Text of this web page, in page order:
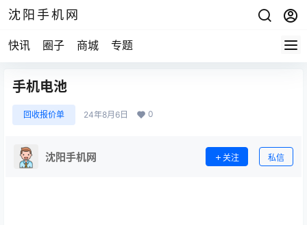
沈阳手机网
快讯 圈子 商城 专题
手机电池
回收报价单 24年8月6日 0
沈阳手机网 关注 私信